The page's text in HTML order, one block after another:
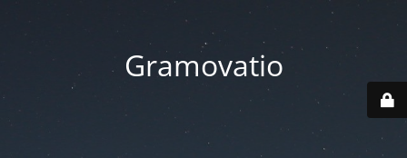
Gramovatio